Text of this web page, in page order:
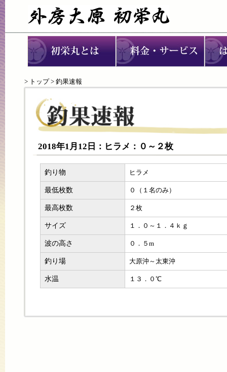
> トップ> 釣果速報
2018年1月12日：ヒラメ：０～２枚
釣り物 ヒラメ
最低枚数 ０（１名のみ）
最高枚数 ２枚
サイズ １．０～１．４ｋｇ
波の高さ ０．５m
釣り場 大原沖～太東沖
水温 １３．０℃